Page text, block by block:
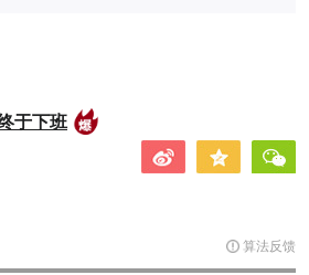
于下班
算法反馈